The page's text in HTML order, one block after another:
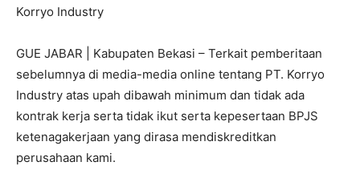
Korryo Industry
GUE JABAR | Kabupaten Bekasi – Terkait pemberitaan
sebelumnya di media-media online tentang PT. Korryo
Industry atas upah dibawah minimum dan tidak ada
kontrak kerja serta tidak ikut serta kepesertaan BPJS
ketenagakerjaan yang dirasa mendiskreditkan
perusahaan kami.